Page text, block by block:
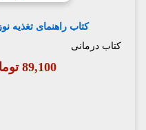
کتاب راهنمای تغذیه
کتاب درمانی
89,100 تومان